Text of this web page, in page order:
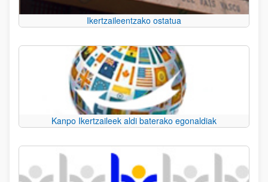
Ikertzaileentzako ostatua
Kanpo Ikertzaileek aldi baterako egonaldiak